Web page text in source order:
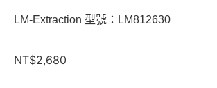
LM-Extraction 型號：LM812630
NT$2,680